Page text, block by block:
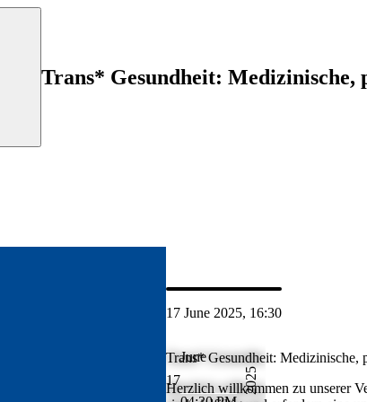
Trans* Gesundheit: Medizinische,
17 Jun 2025 17:30
über Transgender-Versorgung ein.
17 June 2025, 16:30
17
June
2025
Trans* Gesundheit: Medizinische,
Herzlich willkommen zu unserer